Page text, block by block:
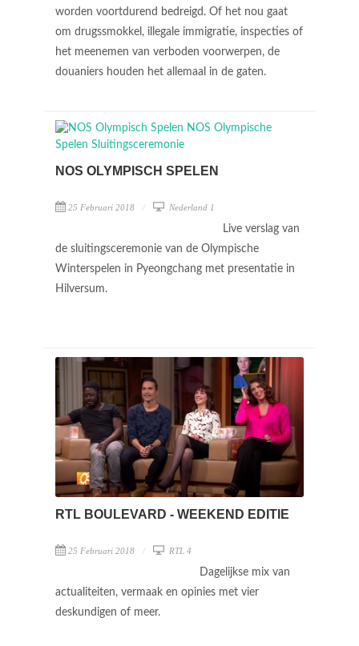
worden voortdurend bedreigd. Of het nou gaat
om drugssmokkel, illegale immigratie, inspecties of
het meenemen van verboden voorwerpen, de
douaniers houden het allemaal in de gaten.
NOS OLYMPISCH SPELEN
25 Februari 2018 Nederland 1
Live verslag van
de sluitingsceremonie van de Olympische
Winterspelen in Pyeongchang met presentatie in
Hilversum.
RTL BOULEVARD - WEEKEND EDITIE
25 Februari 2018 RTL 4
Dagelijkse mix van
actualiteiten, vermaak en opinies met vier
deskundigen of meer.